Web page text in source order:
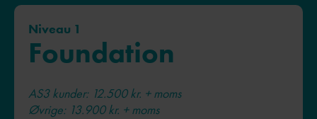
Niveau 1
Foundation
AS3 kunder: 12.500 kr. + moms
Øvrige: 13.900 kr. + moms​